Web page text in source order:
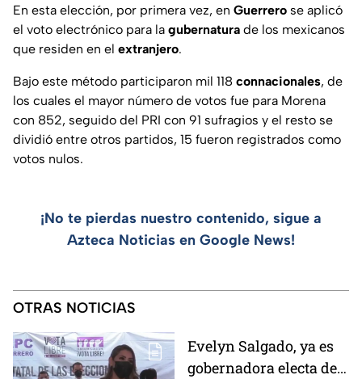
En esta elección, por primera vez, en Guerrero se aplicó
el voto electrónico para la gubernatura de los mexicanos
que residen en el extranjero.
Bajo este método participaron mil 118 connacionales, de
los cuales el mayor número de votos fue para Morena
con 852, seguido del PRI con 91 sufragios y el resto se
dividió entre otros partidos, 15 fueron registrados como
votos nulos.
¡No te pierdas nuestro contenido, sigue a
Azteca Noticias en Google News!
OTRAS NOTICIAS
Evelyn Salgado, ya es
gobernadora electa de